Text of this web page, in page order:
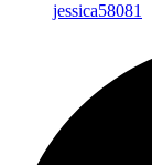
jessica58081